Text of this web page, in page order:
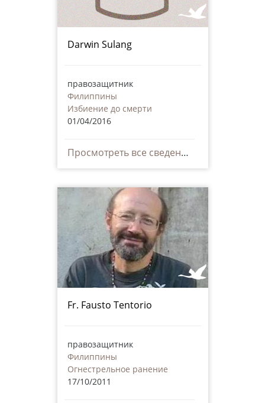
Darwin Sulang
правозащитник
Филиппины
Избиение до смерти
01/04/2016
Просмотреть все сведения
Fr. Fausto Tentorio
правозащитник
Филиппины
Огнестрельное ранение
17/10/2011